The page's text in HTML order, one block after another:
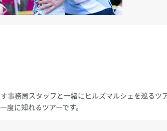
事務局スタッフと一緒にヒルズマルシェを巡る
度に知れるツアーです。